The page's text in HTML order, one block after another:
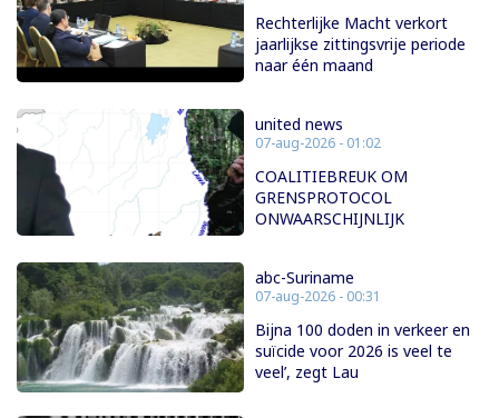
Rechterlijke Macht verkort
jaarlijkse zittingsvrije periode
naar één maand
united news
07-aug-2026 - 01:02
COALITIEBREUK OM
GRENSPROTOCOL
ONWAARSCHIJNLIJK
abc-Suriname
07-aug-2026 - 00:31
Bijna 100 doden in verkeer en
suïcide voor 2026 is veel te
veel’, zegt Lau